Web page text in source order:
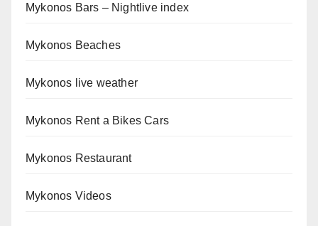
Mykonos Bars – Nightlive index
Mykonos Beaches
Mykonos live weather
Mykonos Rent a Bikes Cars
Mykonos Restaurant
Mykonos Videos